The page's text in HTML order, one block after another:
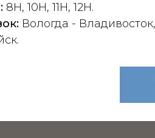
8H, 10H, 11H, 12H.
Вологда - Владивосток,